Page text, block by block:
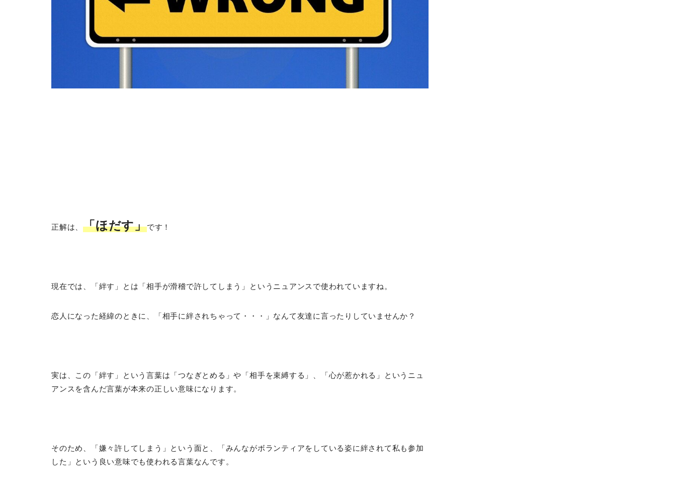
正解は、「ほだす」です！
現在では、「絆す」とは「相手が滑稽で許してしまう」というニュアンスで使われていますね。
恋人になった経緯のときに、「相手に絆されちゃって・・・」なんて友達に言ったりしていませんか？
実は、この「絆す」という言葉は「つなぎとめる」や「相手を束縛する」、「心が惹かれる」というニュ
アンスを含んだ言葉が本来の正しい意味になります。
そのため、「嫌々許してしまう」という面と、「みんながボランティアをしている姿に絆されて私も参加
した」という良い意味でも使われる言葉なんです。